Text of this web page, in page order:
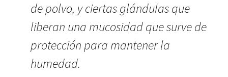
de polvo, y ciertas glándulas que
liberan una mucosidad que surve de
protección para mantener la
humedad.